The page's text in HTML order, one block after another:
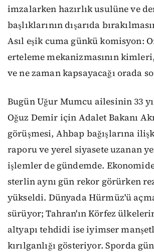
imzalarken hazırlık usulüne ve
başlıklarının dışarıda
Asıl eşik cuma günkü komisyon:
erteleme mekanizmasının
ve ne zaman kapsayacağı orada
Bugün Uğur Mumcu ailesinin 33
Oğuz Demir için Adalet Bakanı
görüşmesi, Ahbap bağışlarına
raporu ve yerel siyasete uzanan
işlemler de gündemde.
sterlin aynı gün rekor görürken
yükseldi. Dünyada Hürmüz'ü
sürüyor; Tahran'ın Körfez
altyapı tehdidi ise iyimser
kırılganlığı gösteriyor. Sporda